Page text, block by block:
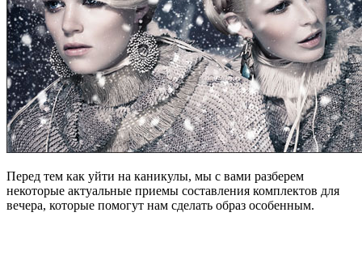
Перед тем как уйти на каникулы, мы с вами разберем
некоторые актуальные приемы составления комплектов для
вечера, которые помогут нам сделать образ особенным.